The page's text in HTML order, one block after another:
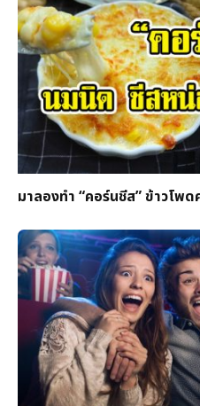
มาลองทำ “คอร์นชีส” ข้าวโพ